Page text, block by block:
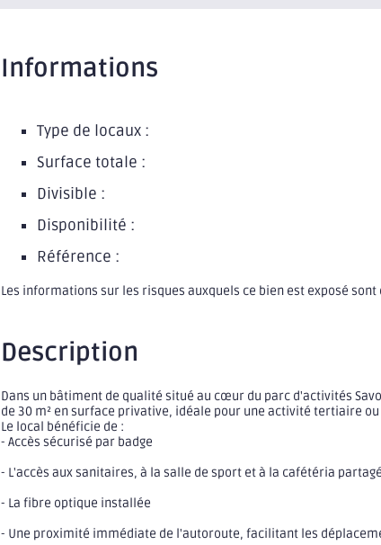
Informations
Type de locaux :
Surface totale :
Divisible :
Disponibilité :
Référence :
Les informations sur les risques auxquels ce bien est exposé
Description
Dans un bâtiment de qualité situé au cœur du parc d'activités
de 30 m² en surface privative, idéale pour une activité tertiaire
Le local bénéficie de :
- Accès sécurisé par badge
- L'accès aux sanitaires, à la salle de sport et à la cafétéria
- La fibre optique installée
- Une proximité immédiate de l'autoroute, facilitant les